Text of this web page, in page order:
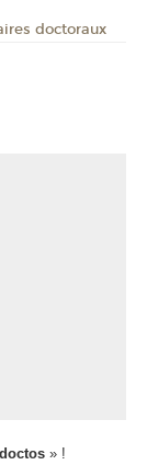
doctoraux
» !